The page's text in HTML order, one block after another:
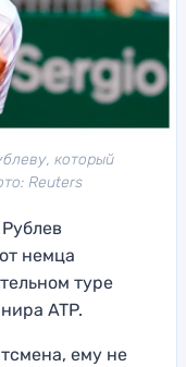
который
Reuters
немца
туре
ATP.
ему не